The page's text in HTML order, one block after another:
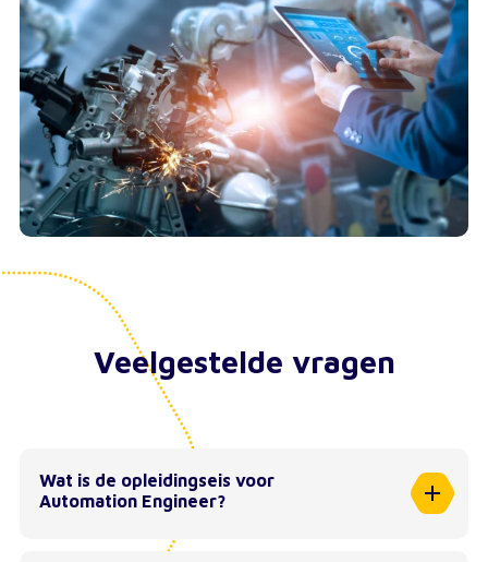
Veelgestelde vragen
Wat is de opleidingseis voor
Automation Engineer?